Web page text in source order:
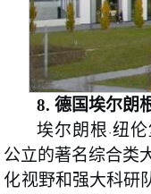
8.德国埃尔朗
埃尔朗根 ·纽
公立的著名综合类
化视野和强大科研